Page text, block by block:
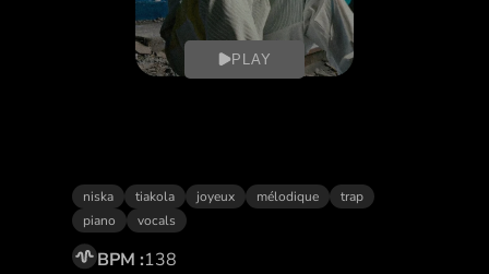
PLAY
niska tiakola joyeux mélodique
trap
piano
vocals
BPM :138